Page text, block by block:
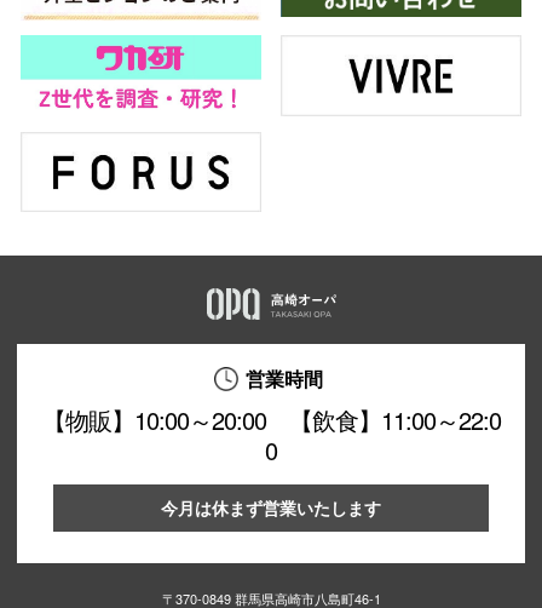
営業時間
【物販】10:00～20:00 【飲食】11:00～22:0
0
今月は休まず営業いたします
〒370-0849 群馬県高崎市八島町46-1